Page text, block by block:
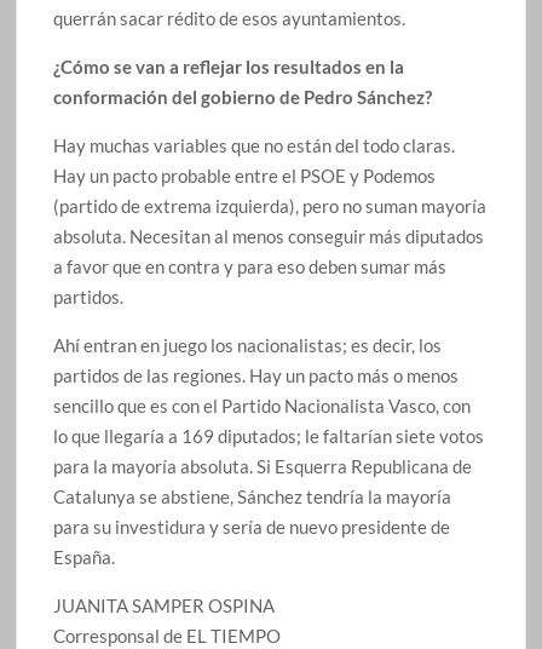
querrán sacar rédito de esos ayuntamientos.
¿Cómo se van a reflejar los resultados en la
conformación del gobierno de Pedro Sánchez?
Hay muchas variables que no están del todo claras.
Hay un pacto probable entre el PSOE y Podemos
(partido de extrema izquierda), pero no suman mayoría
absoluta. Necesitan al menos conseguir más diputados
a favor que en contra y para eso deben sumar más
partidos.
Ahí entran en juego los nacionalistas; es decir, los
partidos de las regiones. Hay un pacto más o menos
sencillo que es con el Partido Nacionalista Vasco, con
lo que llegaría a 169 diputados; le faltarían siete votos
para la mayoría absoluta. Si Esquerra Republicana de
Catalunya se abstiene, Sánchez tendría la mayoría
para su investidura y sería de nuevo presidente de
España.
JUANITA SAMPER OSPINA
Corresponsal de EL TIEMPO